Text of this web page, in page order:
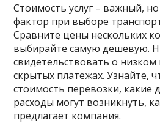
Стоимость услуг – важный,
фактор при выборе
Сравните цены нескольких
выбирайте самую дешевую.
свидетельствовать о низком
скрытых платежах. Узнайте,
стоимость перевозки, какие
расходы могут возникнуть,
предлагает компания.